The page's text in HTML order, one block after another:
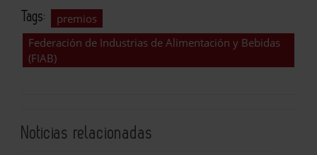
Tags:
premios
Federación de Industrias de Alimentación y Bebidas
(FIAB)
Noticias relacionadas